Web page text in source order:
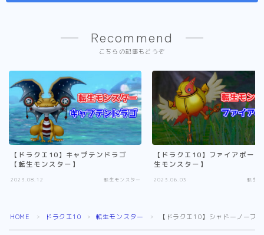
Recommend
こちらの記事もどうぞ
【ドラクエ10】キャプテンドラゴ
【転生モンスター】
2023.08.12 転生モンスター
【ドラクエ10】ファイアボー
生モンスター】
2023.06.03 転生モ
HOME ＞ ドラクエ10 ＞ 転生モンスター ＞ 【ドラクエ10】シャドーノーブ